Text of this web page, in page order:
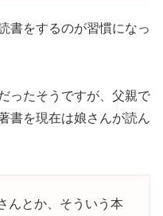
書をするのが習慣になっ
ったそうですが、父親で
書を現在は娘さんが読ん
んとか、そういう本